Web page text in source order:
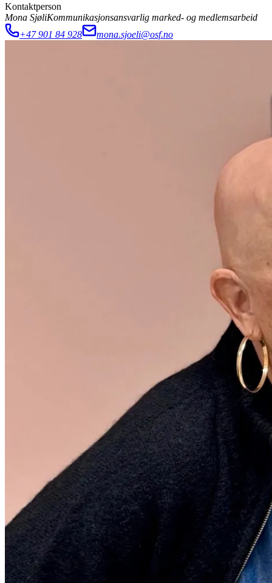
Kontaktperson
Mona SjøliKommunikasjonsansvarlig marked- og medlemsarbeid
+47 901 84 928
mona.sjoeli@osf.no